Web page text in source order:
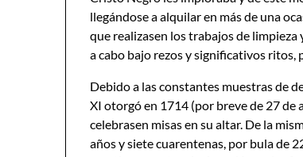
llegándose a alquilar en más de una
que realizasen los trabajos de
a cabo bajo rezos y significativos
Debido a las constantes muestras de
XI otorgó en 1714 (por breve de 27 de
celebrasen misas en su altar. De la
años y siete cuarentenas, por bula de